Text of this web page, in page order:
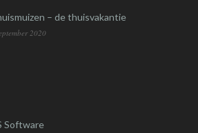
– de thuisvakantie
2020
Software